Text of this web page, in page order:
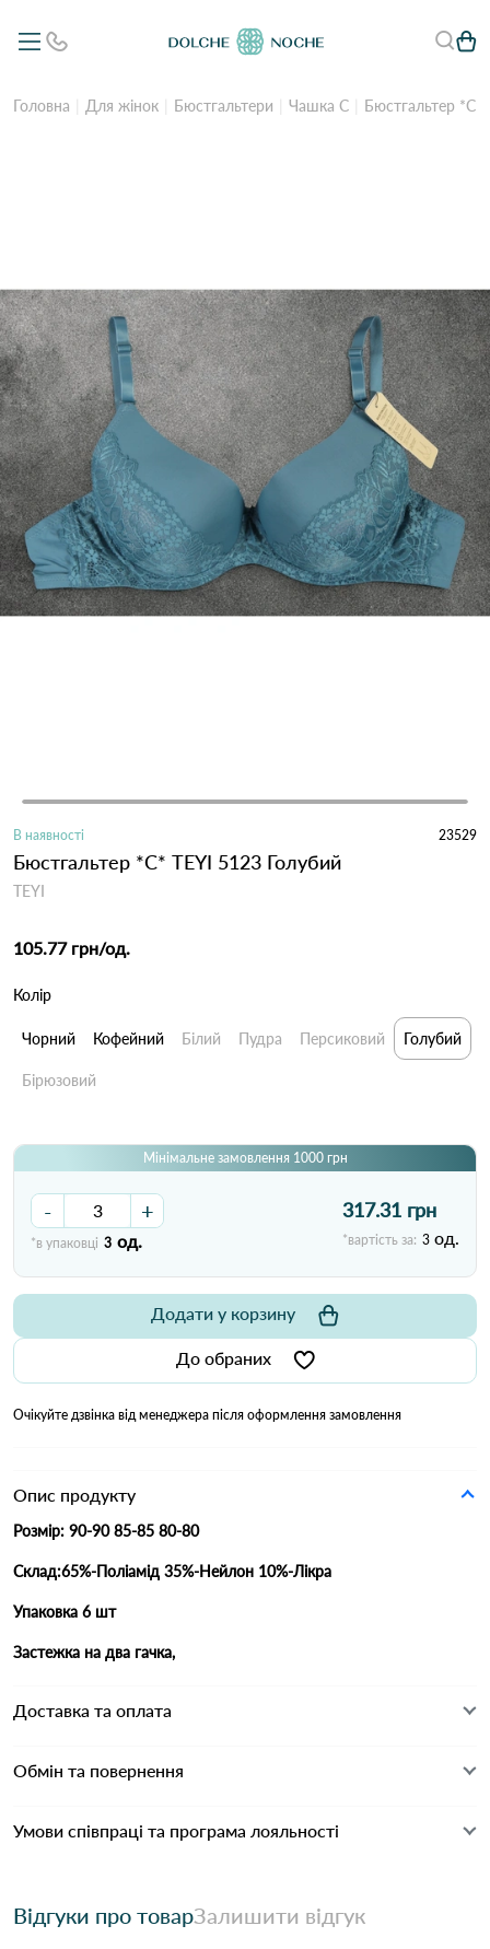
Головна Для жінок Бюстгальтери Чашка C Бюстгальтер *С*
В наявності 23529
Бюстгальтер *С* TEYI 5123 Голубий
TEYI
105.77 грн/од.
Колір
Чорний Кофейний Білий Пудра Персиковий Голубий
Бірюзовий
Мінімальне замовлення 1000 грн
- +
*в упаковці 3 од.
317.31 грн
*вартість за: 3 од.
До обраних
Додати у корзину
Очікуйте дзвінка від менеджера після оформлення замовлення
Опис продукту
Розмір: 90-90 85-85 80-80
Склад:65%-Поліамід 35%-Нейлон 10%-Лікра
Упаковка 6 шт
Застежка на два гачка,
Доставка та оплата
Обмін та повернення
Умови співпраці та програма лояльності
Відгуки про товарЗалишити відгук